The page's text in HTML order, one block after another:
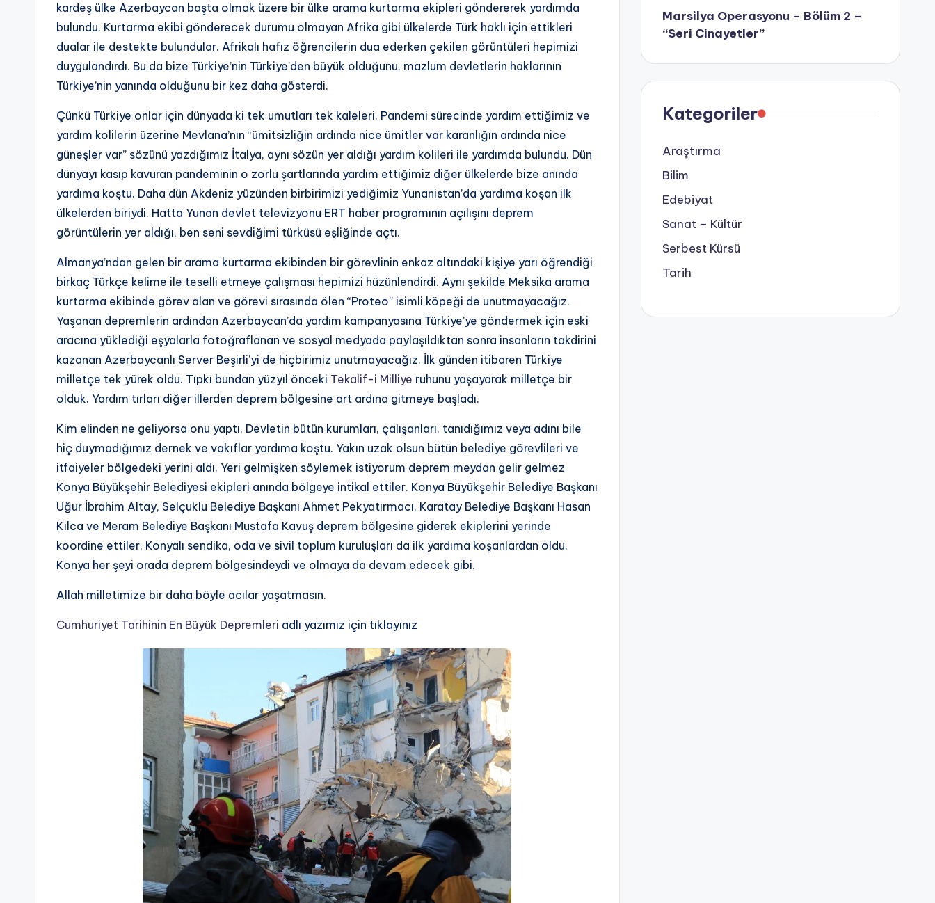
kardeş ülke Azerbaycan başta olmak üzere bir ülke arama kurtarma ekipleri göndererek yardımda
bulundu. Kurtarma ekibi gönderecek durumu olmayan Afrika gibi ülkelerde Türk haklı için ettikleri
dualar ile destekte bulundular. Afrikalı hafız öğrencilerin dua ederken çekilen görüntüleri hepimizi
duygulandırdı. Bu da bize Türkiye’nin Türkiye’den büyük olduğunu, mazlum devletlerin haklarının
Türkiye’nin yanında olduğunu bir kez daha gösterdi.
Çünkü Türkiye onlar için dünyada ki tek umutları tek kaleleri. Pandemi sürecinde yardım ettiğimiz ve
yardım kolilerin üzerine Mevlana’nın “ümitsizliğin ardında nice ümitler var karanlığın ardında nice
güneşler var” sözünü yazdığımız İtalya, aynı sözün yer aldığı yardım kolileri ile yardımda bulundu. Dün
dünyayı kasıp kavuran pandeminin o zorlu şartlarında yardım ettiğimiz diğer ülkelerde bize anında
yardıma koştu. Daha dün Akdeniz yüzünden birbirimizi yediğimiz Yunanistan’da yardıma koşan ilk
ülkelerden biriydi. Hatta Yunan devlet televizyonu ERT haber programının açılışını deprem
görüntülerin yer aldığı, ben seni sevdiğimi türküsü eşliğinde açtı.
Almanya’ndan gelen bir arama kurtarma ekibinden bir görevlinin enkaz altındaki kişiye yarı öğrendiği
birkaç Türkçe kelime ile teselli etmeye çalışması hepimizi hüzünlendirdi. Aynı şekilde Meksika arama
kurtarma ekibinde görev alan ve görevi sırasında ölen “Proteo” isimli köpeği de unutmayacağız.
Yaşanan depremlerin ardından Azerbaycan’da yardım kampanyasına Türkiye’ye göndermek için eski
aracına yüklediği eşyalarla fotoğraflanan ve sosyal medyada paylaşıldıktan sonra insanların takdirini
kazanan Azerbaycanlı Server Beşirli’yi de hiçbirimiz unutmayacağız. İlk günden itibaren Türkiye
milletçe tek yürek oldu. Tıpkı bundan yüzyıl önceki Tekalif-i Milliye ruhunu yaşayarak milletçe bir
olduk. Yardım tırları diğer illerden deprem bölgesine art ardına gitmeye başladı.
Kim elinden ne geliyorsa onu yaptı. Devletin bütün kurumları, çalışanları, tanıdığımız veya adını bile
hiç duymadığımız dernek ve vakıflar yardıma koştu. Yakın uzak olsun bütün belediye görevlileri ve
itfaiyeler bölgedeki yerini aldı. Yeri gelmişken söylemek istiyorum deprem meydan gelir gelmez
Konya Büyükşehir Belediyesi ekipleri anında bölgeye intikal ettiler. Konya Büyükşehir Belediye Başkanı
Uğur İbrahim Altay, Selçuklu Belediye Başkanı Ahmet Pekyatırmacı, Karatay Belediye Başkanı Hasan
Kılca ve Meram Belediye Başkanı Mustafa Kavuş deprem bölgesine giderek ekiplerini yerinde
koordine ettiler. Konyalı sendika, oda ve sivil toplum kuruluşları da ilk yardıma koşanlardan oldu.
Konya her şeyi orada deprem bölgesindeydi ve olmaya da devam edecek gibi.
Allah milletimize bir daha böyle acılar yaşatmasın.
Cumhuriyet Tarihinin En Büyük Depremleri adlı yazımız için tıklayınız
Marsilya Operasyonu – Bölüm 2 –
“Seri Cinayetler”
Kategoriler
Araştırma
Bilim
Edebiyat
Sanat – Kültür
Serbest Kürsü
Tarih